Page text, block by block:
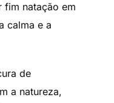
fim natação em
calma e a
de
a natureza,